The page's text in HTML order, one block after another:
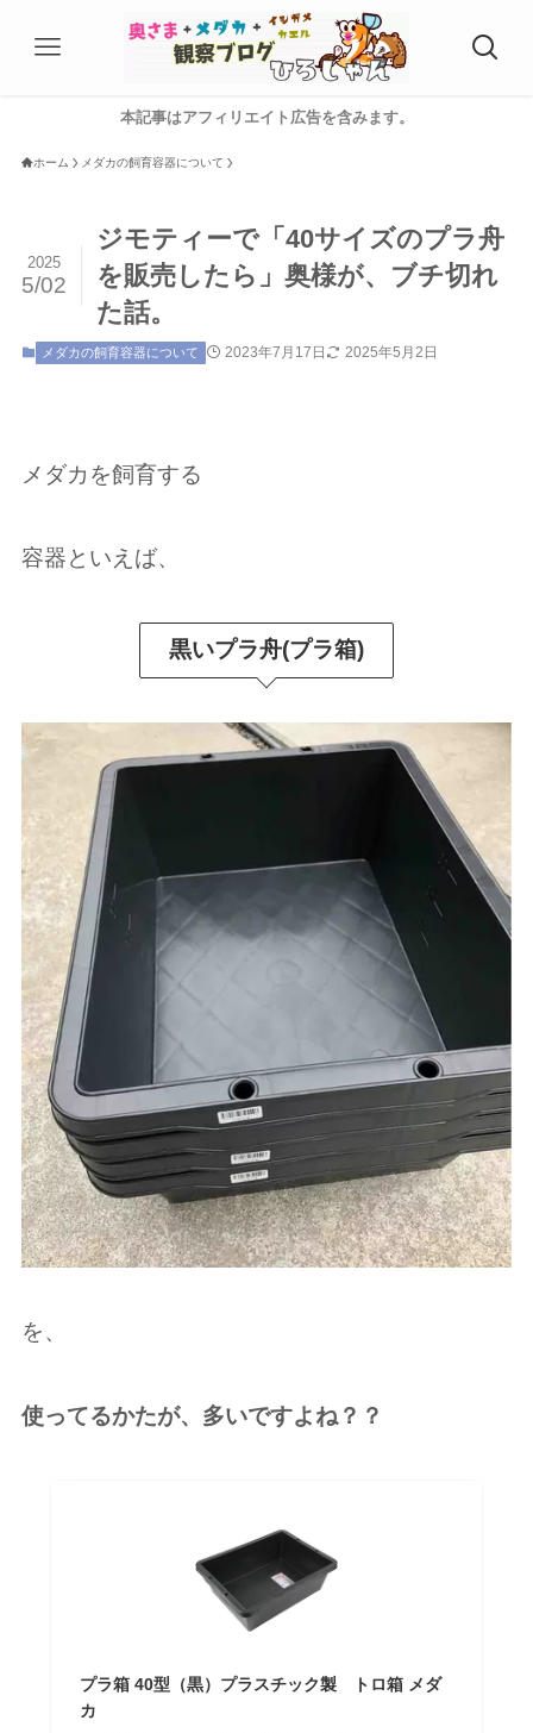
本記事はアフィリエイト広告を含みます。
ホーム メダカの飼育容器について
ジモティーで「40サイズのプラ舟
を販売したら」奥様が、ブチ切れ
た話。
2025
5/02
メダカの飼育容器について 2023年7月17日 2025年5月2日
メダカを飼育する
容器といえば、
黒いプラ舟(プラ箱)
を、
使ってるかたが、多いですよね？？
プラ箱 40型（黒）プラスチック製 トロ箱 メダ
カ